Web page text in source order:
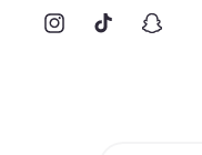
InstagramTikTok Snapchat